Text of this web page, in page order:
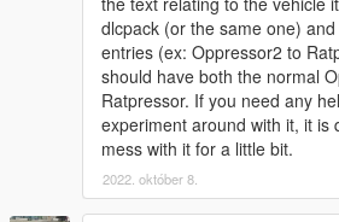
dlcpack (or the same one)
entries (ex: Oppressor2 to
should have both the normal
Ratpressor. If you need any
experiment around with it, it is
mess with it for a little bit.
2022. október 8.